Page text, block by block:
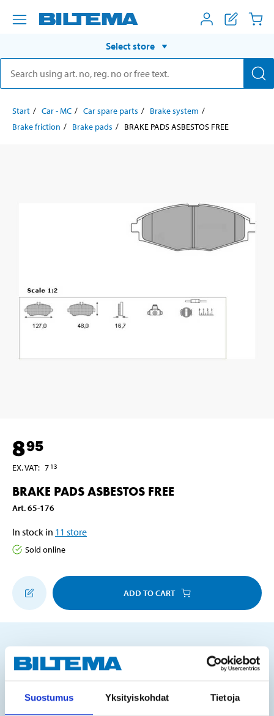
Suostumus Yksityiskohdat Tietoja
Select store
Start Car - MC Car spare parts
Brake system
Brake friction
Brake pads BRAKE PADS ASBESTOS FREE
895
EX. VAT: 7 13
BRAKE PADS ASBESTOS FREE
Art.65-176
In stock in 11 store
Sold online
ADD TO CART
Does this product fit your vehicle?
FIN